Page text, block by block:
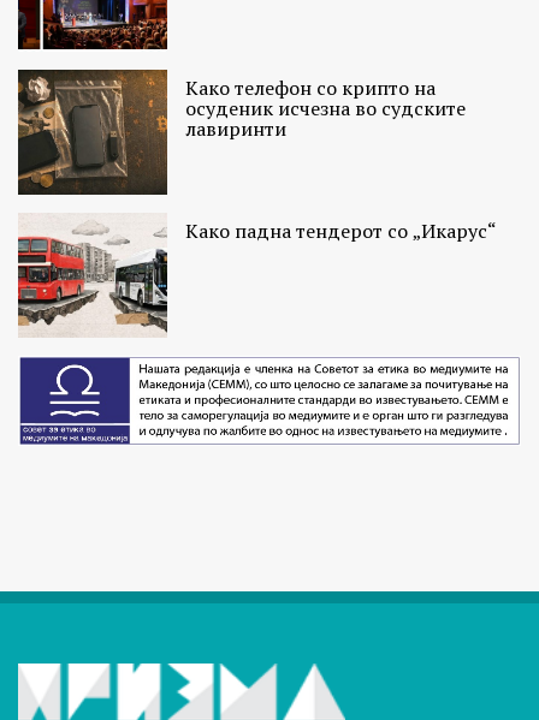
Како телефон со крипто на
осуденик исчезна во судските
лавиринти
Како падна тендерот со „Икарус“